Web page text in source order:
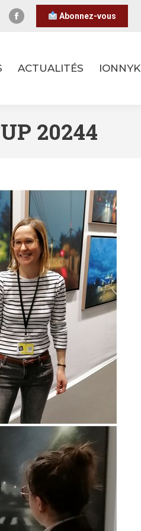
Abonnez-vous
ACTUALITÉS IONNYK
20244